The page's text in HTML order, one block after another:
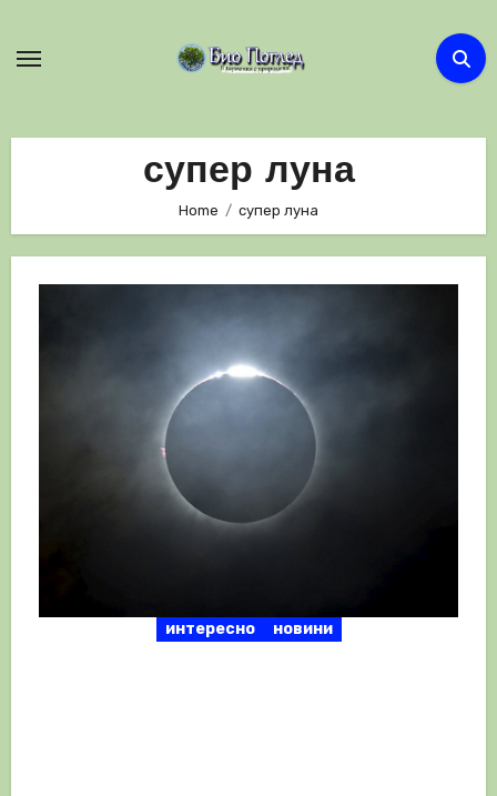
супер луна
Home супер луна
интересно новини